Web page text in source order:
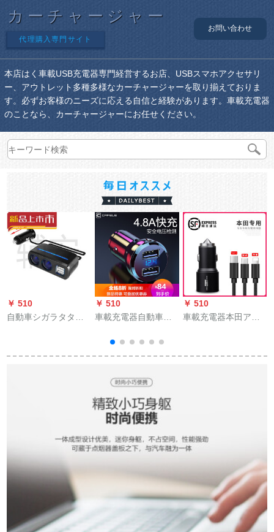
カーチャージャー
代理購入専門サイト
お問い合わせ
本店はく車載USB充電器専門経営するお店、USBスマホアクセサリ
ー、アウトレット多種多様なカーチャージャーを取り揃えておりま
す。必ずお客様のニーズに応える自信と経験があります。車載充電器
のことなら、カーチャージャーにお任せください。
￥ 510
自動車シガラタタの
クの大容量車は有線
￥ 510
車載充電器自動車は
を充電して、プラグ
の車内用品カローラ
すべての携帯電話に
充電できます。
￥ 510
車載充電器本田アヴ
帯電話充電ダブル